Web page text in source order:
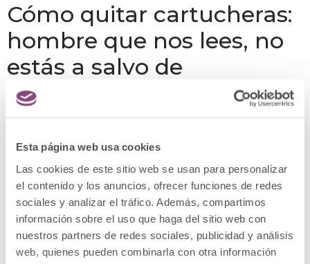
Esta página web usa cookies
Las cookies de este sitio web se usan para personalizar
el contenido y los anuncios, ofrecer funciones de redes
sociales y analizar el tráfico. Además, compartimos
información sobre el uso que haga del sitio web con
nuestros partners de redes sociales, publicidad y análisis
web, quienes pueden combinarla con otra información
Cómo quitar cartucheras:
hombre que nos lees, no
estás a salvo de
padecerlas
hombreo mujer, ¿quiénes las padecen más? Lo
sufrir este tipo de grasa acumulada en la zona de
glúteos y muslos, y sin embargo también pueden
llegar a tener cartucheras, aunque es cierto que
siempre en menor medida. Todas las soluciones
descritas servirían para el caso de los hombres que
las padezcan y quieran suprimir esa grasa